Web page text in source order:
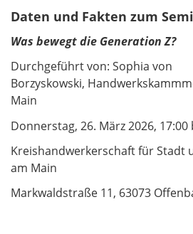
Daten und Fakten zum
Was bewegt die Generation Z?
Durchgeführt von: Sophia von
Borzyskowski,
Main
Donnerstag, 26. März 2026, 17:00
Kreishandwerkerschaft für Stadt
am Main
Markwaldstraße 11, 63073